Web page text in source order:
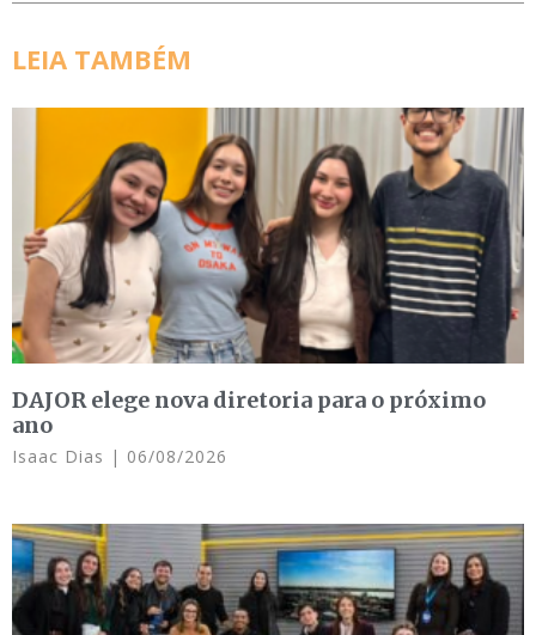
LEIA TAMBÉM
DAJOR elege nova diretoria para o próximo
ano
Isaac Dias 06/08/2026